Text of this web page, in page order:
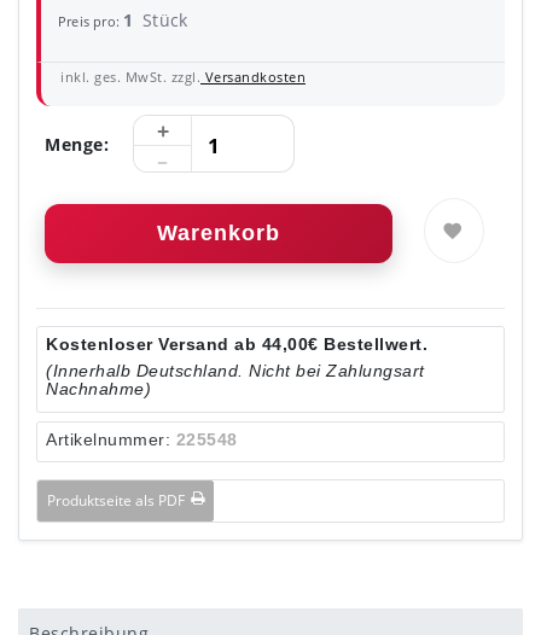
Preis pro: 1 Stück
inkl. ges. MwSt. zzgl. Versandkosten
Menge:
Warenkorb
Kostenloser Versand ab 44,00€ Bestellwert.
(Innerhalb Deutschland. Nicht bei Zahlungsart
Nachnahme)
Artikelnummer: 225548
Produktseite als PDF